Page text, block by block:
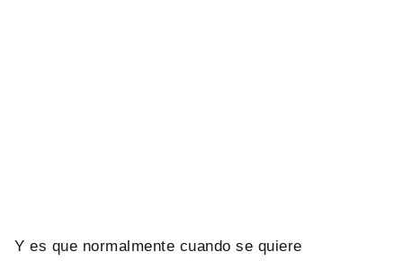
Y es que normalmente cuando se quiere